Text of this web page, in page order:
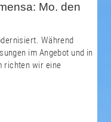
Mo. den
Während
im Angebot und in
richten wir eine